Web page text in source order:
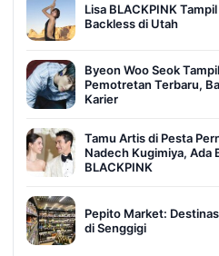
Lisa BLACKPINK
Backless di Utah
Byeon Woo Seok
Pemotretan Terbaru,
Karier
Tamu Artis di Pesta
Nadech Kugimiya, Ada
BLACKPINK
Pepito Market:
di Senggigi